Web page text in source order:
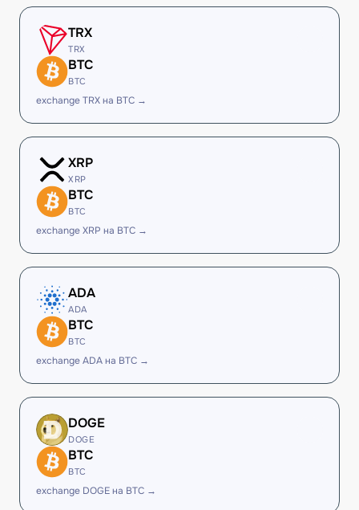
TRX
TRX
BTC
BTC
exchange TRX на BTC →
XRP
XRP
BTC
BTC
exchange XRP на BTC →
ADA
ADA
BTC
BTC
exchange ADA на BTC →
DOGE
DOGE
BTC
BTC
exchange DOGE на BTC →